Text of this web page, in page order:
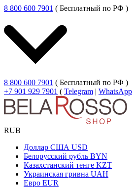
8 800 600 7901 ( Бесплатный по РФ )
8 800 600 7901 ( Бесплатный по РФ )
+7 901 929 7901 ( Telegram | WhatsApp
RUB
Доллар США USD
Белорусский рубль BYN
Казахстанский тенге KZT
Украинская гривна UAH
Евро EUR